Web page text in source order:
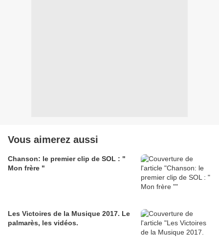
Vous aimerez aussi
Chanson: le premier clip de SOL : "
Mon frère "
Les Victoires de la Musique 2017. Le
palmarès, les vidéos.